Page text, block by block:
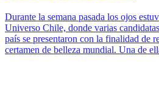
Durante la semana pasada los ojos
Universo Chile, donde varias
país se presentaron con la finalidad de
certamen de belleza mundial. Una de